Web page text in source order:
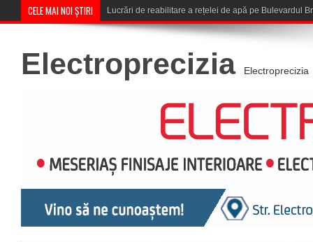
CELE MAI NOI ȘTIRI Corona Brașov se califică în Turul
Electroprecizia Electroprecizia